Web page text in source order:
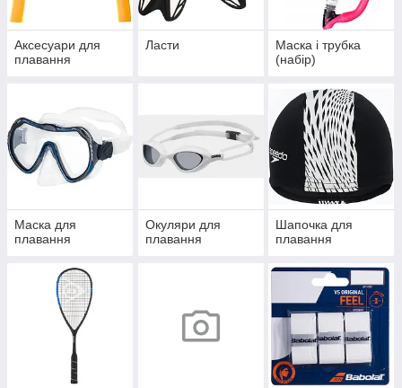
Аксесуари для
плавання
Ласти
Маска і трубка
(набір)
Маска для
плавання
Окуляри для
плавання
Шапочка для
плавання